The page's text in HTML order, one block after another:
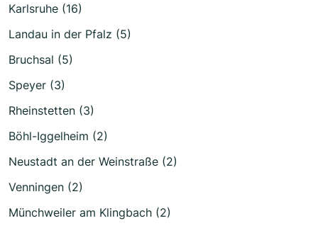
Karlsruhe (16)
Landau in der Pfalz (5)
Bruchsal (5)
Speyer (3)
Rheinstetten (3)
Böhl-Iggelheim (2)
Neustadt an der Weinstraße (2)
Venningen (2)
Münchweiler am Klingbach (2)